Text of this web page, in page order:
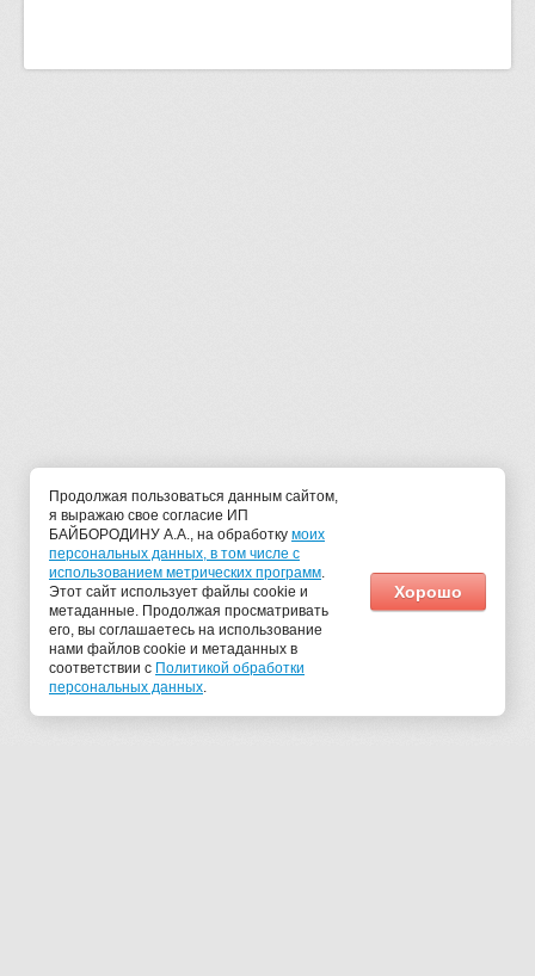
Продолжая пользоваться данным сайтом,
я выражаю свое согласие ИП
БАЙБОРОДИНУ А.А., на обработку моих
персональных данных, в том числе с
использованием метрических программ.
Этот сайт использует файлы cookie и
метаданные. Продолжая просматривать
его, вы соглашаетесь на использование
нами файлов cookie и метаданных в
соответствии с Политикой обработки
персональных данных.
Хорошо